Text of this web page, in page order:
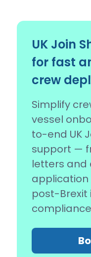
UK Join
for fast
crew
Simplify
vessel
to-end UK
support —
letters and
post-
compliance